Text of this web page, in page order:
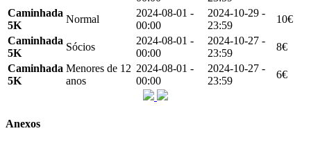
Caminhada
5K
Normal
2024-08-01 -
00:00
2024-10-29 -
23:59
10€
Caminhada
5K
Sócios
2024-08-01 -
00:00
2024-10-27 -
23:59
8€
Caminhada
5K
Menores de 12
anos
2024-08-01 -
00:00
2024-10-27 -
23:59
6€
Anexos